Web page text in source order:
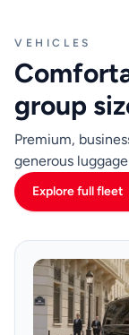
VEHICLES
group
Premium,
generous
Explore full fleet